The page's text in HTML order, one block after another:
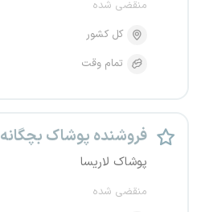
منقضی شده
کل کشور
تمام وقت
فروشنده پوشاک بچگانه
پوشاک لاریسا
منقضی شده